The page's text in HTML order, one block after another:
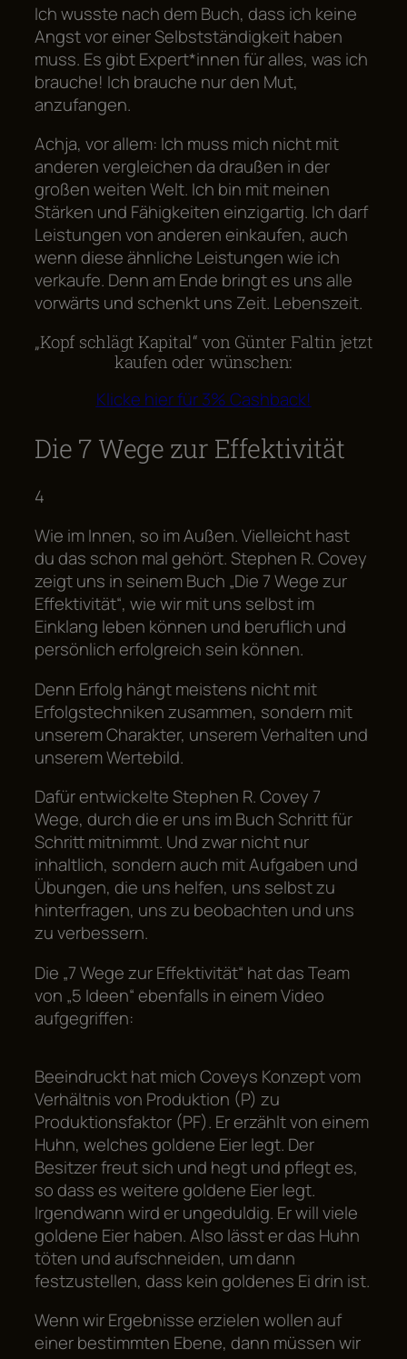
Ich wusste nach dem Buch, dass ich keine
Angst vor einer Selbstständigkeit haben
muss. Es gibt Expert*innen für alles, was ich
brauche! Ich brauche nur den Mut,
anzufangen.
Achja, vor allem: Ich muss mich nicht mit
anderen vergleichen da draußen in der
großen weiten Welt. Ich bin mit meinen
Stärken und Fähigkeiten einzigartig. Ich darf
Leistungen von anderen einkaufen, auch
wenn diese ähnliche Leistungen wie ich
verkaufe. Denn am Ende bringt es uns alle
vorwärts und schenkt uns Zeit. Lebenszeit.
„Kopf schlägt Kapital“ von Günter Faltin jetzt
kaufen oder wünschen:
Klicke hier für 3% Cashback!
Die 7 Wege zur Effektivität
4
Wie im Innen, so im Außen. Vielleicht hast
du das schon mal gehört. Stephen R. Covey
zeigt uns in seinem Buch „Die 7 Wege zur
Effektivität“, wie wir mit uns selbst im
Einklang leben können und beruflich und
persönlich erfolgreich sein können.
Denn Erfolg hängt meistens nicht mit
Erfolgstechniken zusammen, sondern mit
unserem Charakter, unserem Verhalten und
unserem Wertebild.
Dafür entwickelte Stephen R. Covey 7
Wege, durch die er uns im Buch Schritt für
Schritt mitnimmt. Und zwar nicht nur
inhaltlich, sondern auch mit Aufgaben und
Übungen, die uns helfen, uns selbst zu
hinterfragen, uns zu beobachten und uns
zu verbessern.
Die „7 Wege zur Effektivität“ hat das Team
von „5 Ideen“ ebenfalls in einem Video
aufgegriffen:
Beeindruckt hat mich Coveys Konzept vom
Verhältnis von Produktion (P) zu
Produktionsfaktor (PF). Er erzählt von einem
Huhn, welches goldene Eier legt. Der
Besitzer freut sich und hegt und pflegt es,
so dass es weitere goldene Eier legt.
Irgendwann wird er ungeduldig. Er will viele
goldene Eier haben. Also lässt er das Huhn
töten und aufschneiden, um dann
festzustellen, dass kein goldenes Ei drin ist.
Wenn wir Ergebnisse erzielen wollen auf
einer bestimmten Ebene, dann müssen wir